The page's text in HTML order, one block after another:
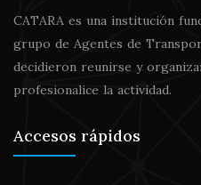
CATARA es una institución
grupo de Agentes de
decidieron reunirse y
profesionalice la actividad.
Accesos rápidos